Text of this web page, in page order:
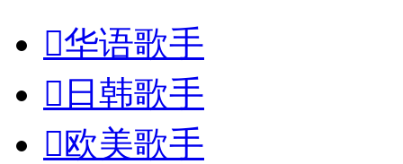
华语歌手
 日韩歌手
欧美歌手